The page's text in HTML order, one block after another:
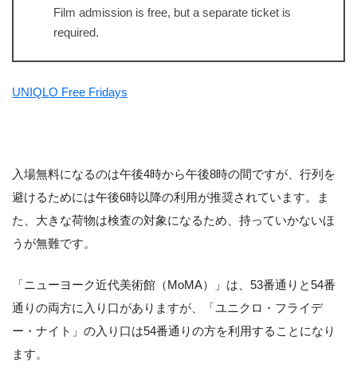
Film admission is free, but a separate ticket is
required.
UNIQLO Free Fridays
入場無料になるのは午後4時から午後8時の間ですが、行列を
避けるためには午後6時以降の利用が推奨されています。ま
た、大きな荷物は検査の対象になるため、持っていかないほ
うが無難です。
「ニューヨーク近代美術館（MoMA）」は、53番通りと54番
通りの両方に入り口がありますが、「ユニクロ・フライデ
ー・ナイト」の入り口は54番通りの方を利用することになり
ます。